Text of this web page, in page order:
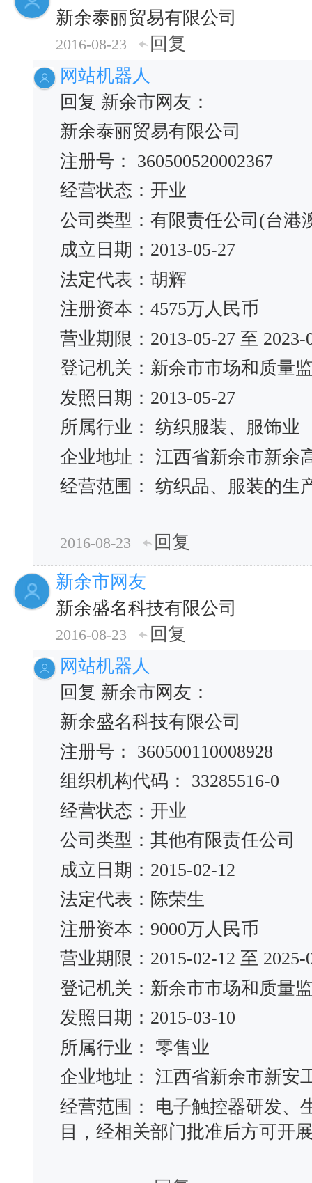
新余泰丽贸易有限公司
2016-08-23
回复
网站机器人
回复 新余市网友：
新余泰丽贸易有限公司
注册号： 360500520002367
经营状态：开业
公司类型：有限责任公司(台港
成立日期：2013-05-27
法定代表：胡辉
注册资本：4575万人民币
营业期限：2013-05-27 至 2023-
登记机关：新余市市场和质量
发照日期：2013-05-27
所属行业： 纺织服装、服饰业
企业地址： 江西省新余市新余
经营范围： 纺织品、服装的生
2016-08-23
回复
新余市网友
新余盛名科技有限公司
2016-08-23
回复
网站机器人
回复 新余市网友：
新余盛名科技有限公司
注册号： 360500110008928
组织机构代码： 33285516-0
经营状态：开业
公司类型：其他有限责任公司
成立日期：2015-02-12
法定代表：陈荣生
注册资本：9000万人民币
营业期限：2015-02-12 至 2025-
登记机关：新余市市场和质量
发照日期：2015-03-10
所属行业： 零售业
企业地址： 江西省新余市新安
经营范围： 电子触控器研发、
目，经相关部门批准后方可开